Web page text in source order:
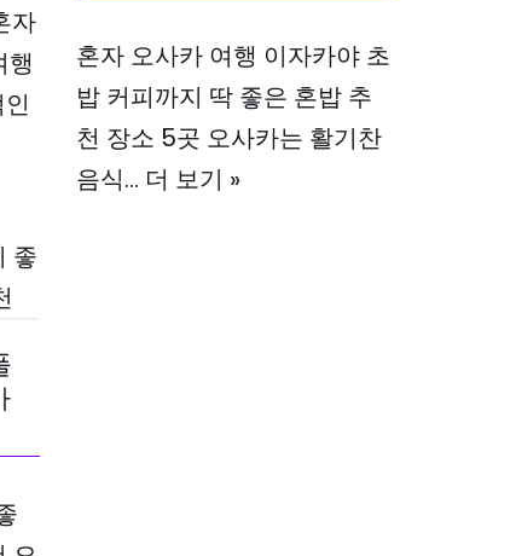
자
행
혼자 오사카 여행 이자카야 초
밥 커피까지 딱 좋은 혼밥 추
천 장소 5곳 오사카는 활기찬
음식… 더 보기 »